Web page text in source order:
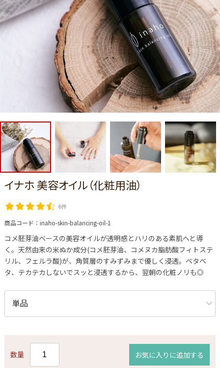
イナホ 美容オイル（化粧用油）
6件
商品コード： inaho-skin-balancing-oil-1
コメ胚芽油ベースの美容オイルが透明感とハリのある素肌へと導
く。天然由来の米ぬか成分(コメ胚芽油、コメヌカ脂肪酸フィトステ
リル、フェルラ酸)が、角質層のすみずみまで優しく浸透。ベタベ
タ、テカテカしないでスッと浸透するから、翌朝の化粧ノリも◎
数量 お気に入りに追加する